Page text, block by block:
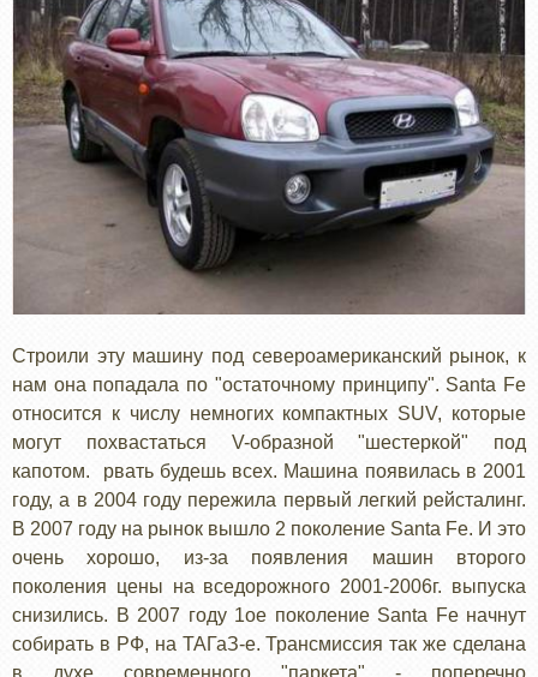
Строили эту машину под североамериканский рынок, к
нам она попадала по "остаточному принципу". Santa Fe
относится к числу немногих компактных SUV, которые
могут похвастаться V-образной "шестеркой" под
капотом. рвать будешь всех. Машина появилась в 2001
году, а в 2004 году пережила первый легкий рейсталинг.
В 2007 году на рынок вышло 2 поколение Santa Fe. И это
очень хорошо, из-за появления машин второго
поколения цены на вседорожного 2001-2006г. выпуска
снизились. В 2007 году 1ое поколение Santa Fe начнут
собирать в РФ, на ТАГаЗ-е. Трансмиссия так же сделана
в духе современного "паркета" - поперечно